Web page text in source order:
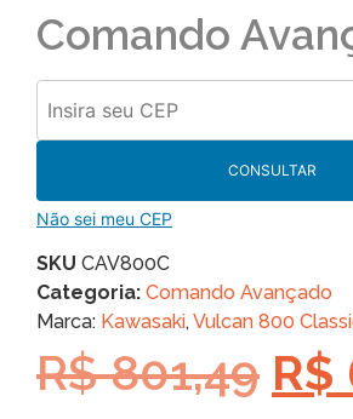
Comando
CONSULTAR
Não sei meu CEP
SKU CAV800C
Categoria: Comando Avançado
Marca: Kawasaki,Vulcan 800
R$801,49 R$